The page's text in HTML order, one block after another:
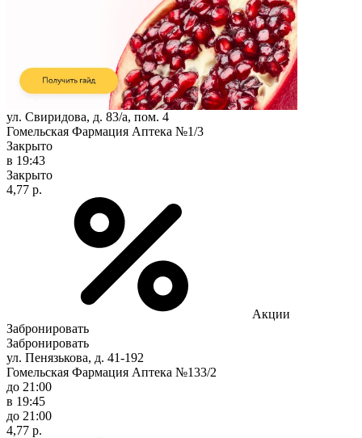
ул. Свиридова, д. 83/а, пом. 4
Гомельская Фармация Аптека №1/3
Закрыто
в 19:43
Закрыто
4,77 р.
Акции
Забронировать
Забронировать
ул. Пенязькова, д. 41-192
Гомельская Фармация Аптека №133/2
до 21:00
в 19:45
до 21:00
4,77 р.